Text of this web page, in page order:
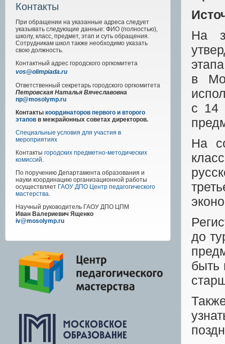
Контакты
При обращении на указанные адреса следует
указывать следующие данные: ФИО (полностью),
школу, класс, предмет, этап и суть обращения.
Сотрудникам школ также необходимо указать
свою должность.
Контактный адрес городского оргкомитета
vos@olimpiada.ru
Ответственный секретарь городского оргкомитета
Петровская Наталья Вячеславовна
np@mosolymp.ru
Контакты координаторов первого и второго
этапов в межрайонных советах директоров.
Специальные условия для участия в
мероприятиях
Контакты городских предметно-методических
комиссий.
По поручению Департамента образования и
науки координацию организационной работы
осуществляет ГАОУ ДПО Центр педагогического
мастерства.
Научный руководитель ГАОУ ДПО ЦПМ
Иван Валериевич Ященко
iv@mosolymp.ru
На
в
с 14
На
до
быть